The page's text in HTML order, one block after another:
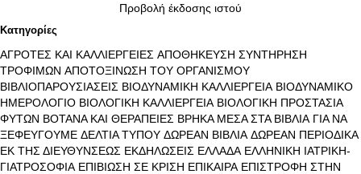
Προβολή έκδοσης ιστού
Κατηγορίες
ΑΓΡΟΤΕΣ ΚΑΙ ΚΑΛΛΙΕΡΓΕΙΕΣ ΑΠΟΘΗΚΕΥΣΗ ΣΥΝΤΗΡΗΣΗ
ΤΡΟΦΙΜΩΝ ΑΠΟΤΟΞΙΝΩΣΗ ΤΟΥ ΟΡΓΑΝΙΣΜΟΥ
ΒΙΒΛΙΟΠΑΡΟΥΣΙΑΣΕΙΣ ΒΙΟΔΥΝΑΜΙΚΗ ΚΑΛΛΙΕΡΓΕΙΑ ΒΙΟΔΥΝΑΜΙΚΟ
ΗΜΕΡΟΛΟΓΙΟ ΒΙΟΛΟΓΙΚΗ ΚΑΛΛΙΕΡΓΕΙΑ ΒΙΟΛΟΓΙΚΗ ΠΡΟΣΤΑΣΙΑ
ΦΥΤΩΝ ΒΟΤΑΝΑ ΚΑΙ ΘΕΡΑΠΕΙΕΣ ΒΡΗΚΑ ΜΕΣΑ ΣΤΑ ΒΙΒΛΙΑ ΓΙΑ ΝΑ
ΞΕΦΕΥΓΟΥΜΕ ΔΕΛΤΙΑ ΤΥΠΟΥ ΔΩΡΕΑΝ ΒΙΒΛΙΑ ΔΩΡΕΑΝ ΠΕΡΙΟΔΙΚΑ
ΕΚ ΤΗΣ ΔΙΕΥΘΥΝΣΕΩΣ ΕΚΔΗΛΩΣΕΙΣ ΕΛΛΑΔΑ ΕΛΛΗΝΙΚΗ ΙΑΤΡΙΚΗ-
ΓΙΑΤΡΟΣΟΦΙΑ ΕΠΙΒΙΩΣΗ ΣΕ ΚΡΙΣΗ ΕΠΙΚΑΙΡΑ ΕΠΙΣΤΡΟΦΗ ΣΤΗΝ